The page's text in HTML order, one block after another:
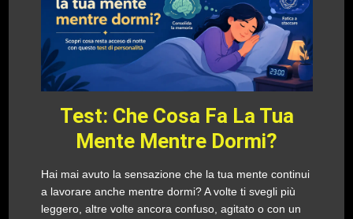
Test: Che Cosa Fa La Tua
Mente Mentre Dormi?
Hai mai avuto la sensazione che la tua mente continui
a lavorare anche mentre dormi? A volte ti svegli più
leggero, altre volte ancora confuso, agitato o con un